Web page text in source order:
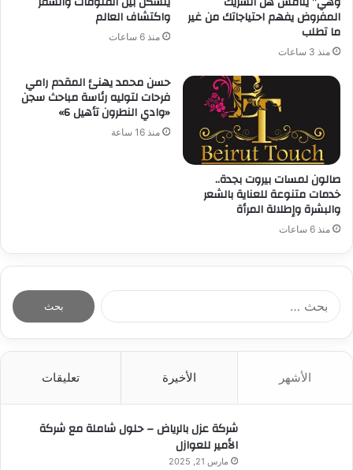
المفروض يفهم احتياجاتك من غير
ما تطلب
منذ 3 ساعات
واكتشاف العالم
منذ 6 ساعات
صالون لمسات بيروت بجدة..
خدمات متنوعة للعناية بالشعر
والبشرة وإطلالة المرأة
منذ 6 ساعات
حسن محمد يهنئ المقدم رامي
فرحات لتوليه رئاسة مباحث سجن
«وادي النطرون تأهيل 6»
منذ 16 ساعة
الأشهر الأخيرة تعليقات
شركة عزل بالرياض – حلول شاملة مع شركة
الأمير للعوازل
مارس 21, 2025